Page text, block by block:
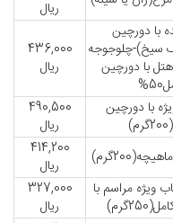
ریال
با دورچین
چلوجوجه
با دورچین
436,000
ریال
با دورچین
490,500
ریال
414,200
ریال
ویژه مراسم با
327,000
ریال